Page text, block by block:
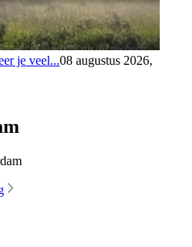
je veel...08 augustus 2026,